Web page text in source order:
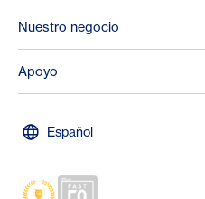
Nuestro negocio
Apoyo
Español